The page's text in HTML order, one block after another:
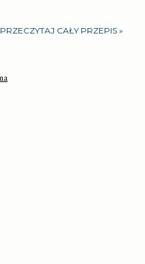
PRZECZYTAJ CAŁY PRZEPIS »